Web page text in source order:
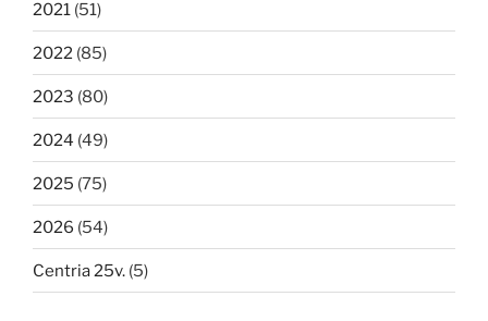
2021 (51)
2022 (85)
2023 (80)
2024 (49)
2025 (75)
2026 (54)
Centria 25v. (5)